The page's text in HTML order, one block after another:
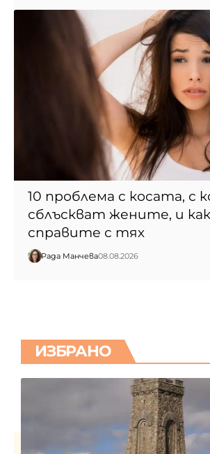
10 проблема с косата, с
сблъскват жените, и
справите с тях
Рада Манчева08.08.2026
ИЗБРАНО